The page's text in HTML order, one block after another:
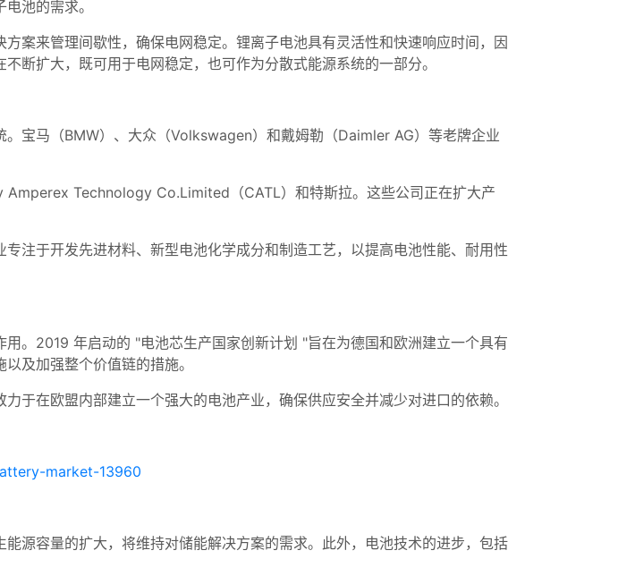
池的需求。
案来管理间歇性，确保电网稳定。锂离子电池具有灵活性和快速响应时间，因
断扩大，既可用于电网稳定，也可作为分散式能源系统的一部分。
宝马（BMW）、大众（Volkswagen）和戴姆勒（Daimler AG）等老牌企业
Technology Co.Limited（CATL）和特斯拉。这些公司正在扩大产
注于开发先进材料、新型电池化学成分和制造工艺，以提高电池性能、耐用性
。2019 年启动的 "电池芯生产国家创新计划 "旨在为德国和欧洲建立一个具有
及加强整个价值链的措施。
于在欧盟内部建立一个强大的电池产业，确保供应安全并减少对进口的依赖。
market-13960
源容量的扩大，将维持对储能解决方案的需求。此外，电池技术的进步，包括